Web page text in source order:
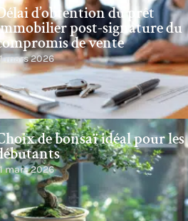
d’obtention du prêt
post-signature du
de vente
mars 2026
de bonsaï idéal pour les
mars 2026